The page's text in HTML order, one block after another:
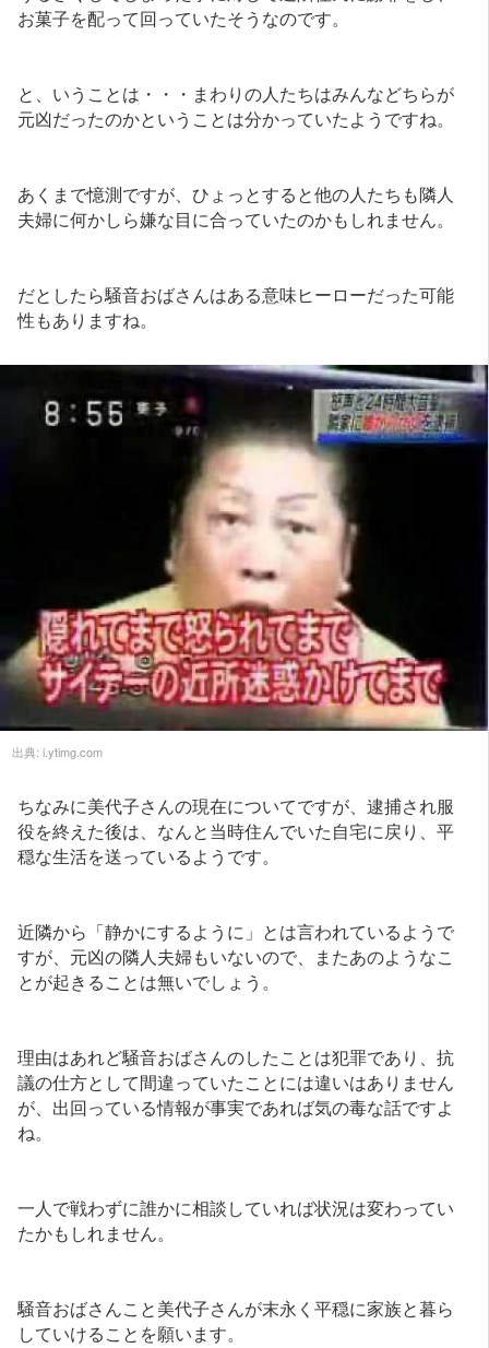
お菓子を配って回っていたそうなのです。
と、いうことは・・・まわりの人たちはみんなどちらが
元凶だったのかということは分かっていたようですね。
あくまで憶測ですが、ひょっとすると他の人たちも隣人
夫婦に何かしら嫌な目に合っていたのかもしれません。
だとしたら騒音おばさんはある意味ヒーローだった可能
性もありますね。
出典: i.ytimg.com
ちなみに美代子さんの現在についてですが、逮捕され服
役を終えた後は、なんと当時住んでいた自宅に戻り、平
穏な生活を送っているようです。
近隣から「静かにするように」とは言われているようで
すが、元凶の隣人夫婦もいないので、またあのようなこ
とが起きることは無いでしょう。
理由はあれど騒音おばさんのしたことは犯罪であり、抗
議の仕方として間違っていたことには違いはありません
が、出回っている情報が事実であれば気の毒な話ですよ
ね。
一人で戦わずに誰かに相談していれば状況は変わってい
たかもしれません。
騒音おばさんこと美代子さんが末永く平穏に家族と暮ら
していけることを願います。